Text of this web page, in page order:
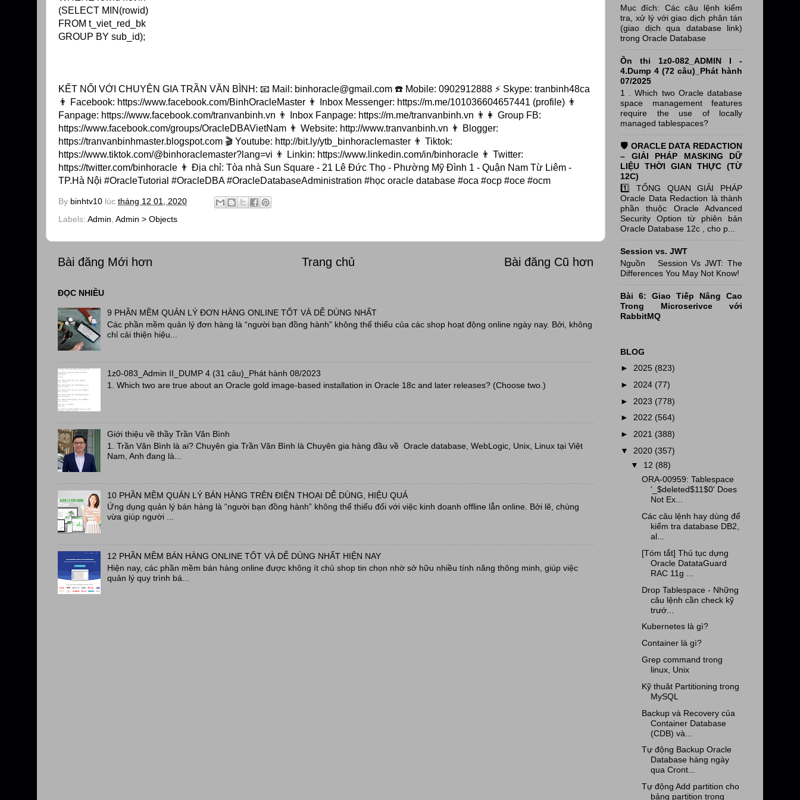
(SELECT MIN(rowid)
FROM t_viet_red_bk
GROUP BY sub_id);
KẾT NỐI VỚI CHUYÊN GIA TRẦN VĂN BÌNH: 📧 Mail: binhoracle@gmail.com ☎️ Mobile: 0902912888 ⚡️ Skype: tranbinh48ca
👨 Facebook: https://www.facebook.com/BinhOracleMaster 👨 Inbox Messenger: https://m.me/101036604657441 (profile) 👨
Fanpage: https://www.facebook.com/tranvanbinh.vn 👨 Inbox Fanpage: https://m.me/tranvanbinh.vn 👨👩 Group FB:
https://www.facebook.com/groups/OracleDBAVietNam 👨 Website: http://www.tranvanbinh.vn 👨 Blogger:
https://tranvanbinhmaster.blogspot.com 🎬 Youtube: http://bit.ly/ytb_binhoraclemaster 👨 Tiktok:
https://www.tiktok.com/@binhoraclemaster?lang=vi 👨 Linkin: https://www.linkedin.com/in/binhoracle 👨 Twitter:
https://twitter.com/binhoracle 👨 Địa chỉ: Tòa nhà Sun Square - 21 Lê Đức Thọ - Phường Mỹ Đình 1 - Quận Nam Từ Liêm -
TP.Hà Nội #OracleTutorial #OracleDBA #OracleDatabaseAdministration #học oracle database #oca #ocp #oce #ocm
By binhtv10 lúc tháng 12 01, 2020
Labels: Admin Admin > Objects
Bài đăng Mới hơn Bài đăng Cũ hơn
Trang chủ
ĐỌC NHIỀU
9 PHẦN MỀM QUẢN LÝ ĐƠN HÀNG ONLINE TỐT VÀ DỄ DÙNG NHẤT
Các phần mềm quản lý đơn hàng là “người bạn đồng hành” không thể thiếu của các shop hoạt động online ngày nay. Bởi, không
chỉ cải thiện hiệu...
1z0-083_Admin II_DUMP 4 (31 câu)_Phát hành 08/2023
1. Which two are true about an Oracle gold image-based installation in Oracle 18c and later releases? (Choose two.)
Giới thiệu về thầy Trần Văn Bình
1. Trần Văn Bình là ai? Chuyên gia Trần Văn Bình là Chuyên gia hàng đầu về Oracle database, WebLogic, Unix, Linux tại Việt
Nam, Anh đang là...
10 PHẦN MỀM QUẢN LÝ BÁN HÀNG TRÊN ĐIỆN THOẠI DỄ DÙNG, HIỆU QUẢ
Ứng dụng quản lý bán hàng là “người bạn đồng hành” không thể thiếu đối với việc kinh doanh offline lẫn online. Bởi lẽ, chúng
vừa giúp người ...
12 PHẦN MỀM BÁN HÀNG ONLINE TỐT VÀ DỄ DÙNG NHẤT HIỆN NAY
Hiện nay, các phần mềm bán hàng online được không ít chủ shop tin chọn nhờ sở hữu nhiều tính năng thông minh, giúp việc
quản lý quy trình bá...
Mục đích: Các câu lệnh kiểm
tra, xử lý với giao dịch phân tán
(giao dịch qua database link)
trong Oracle Database
Ôn thi 1z0-082_ADMIN I -
4.Dump 4 (72 câu)_Phát hành
07/2025
1 . Which two Oracle database
space management features
require the use of locally
managed tablespaces?
🛡️ ORACLE DATA REDACTION
– GIẢI PHÁP MASKING DỮ
LIỆU THỜI GIAN THỰC (TỪ
12C)
1️⃣ TỔNG QUAN GIẢI PHÁP
Oracle Data Redaction là thành
phần thuộc Oracle Advanced
Security Option từ phiên bản
Oracle Database 12c , cho p...
Session vs. JWT
Nguồn Session Vs JWT: The
Differences You May Not Know!
Bài 6: Giao Tiếp Nâng Cao
Trong Microserivce với
RabbitMQ
BLOG
► 2025 (823)
► 2024 (77)
► 2023 (778)
► 2022 (564)
► 2021 (388)
▼ 2020 (357)
▼ 12 (88)
ORA-00959: Tablespace
'_$deleted$11$0' Does
Not Ex...
Các câu lệnh hay dùng để
kiểm tra database DB2,
al...
[Tóm tắt] Thủ tục dựng
Oracle DatataGuard
RAC 11g ...
Drop Tablespace - Những
câu lệnh cần check kỹ
trướ...
Kubernetes là gì?
Container là gì?
Grep command trong
linux, Unix
Kỹ thuât Partitioning trong
MySQL
Backup và Recovery của
Container Database
(CDB) và...
Tự động Backup Oracle
Database hàng ngày
qua Cront...
Tự động Add partition cho
bảng partition trong